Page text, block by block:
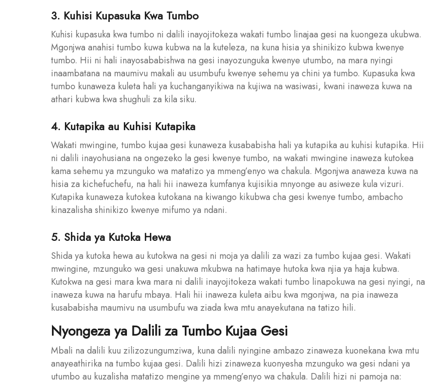
3. Kuhisi Kupasuka Kwa Tumbo
Kuhisi kupasuka kwa tumbo ni dalili inayojitokeza wakati tumbo linajaa gesi na kuongeza ukubwa.
Mgonjwa anahisi tumbo kuwa kubwa na la kuteleza, na kuna hisia ya shinikizo kubwa kwenye
tumbo. Hii ni hali inayosababishwa na gesi inayozunguka kwenye utumbo, na mara nyingi
inaambatana na maumivu makali au usumbufu kwenye sehemu ya chini ya tumbo. Kupasuka kwa
tumbo kunaweza kuleta hali ya kuchanganyikiwa na kujiwa na wasiwasi, kwani inaweza kuwa na
athari kubwa kwa shughuli za kila siku.
4. Kutapika au Kuhisi Kutapika
Wakati mwingine, tumbo kujaa gesi kunaweza kusababisha hali ya kutapika au kuhisi kutapika. Hii
ni dalili inayohusiana na ongezeko la gesi kwenye tumbo, na wakati mwingine inaweza kutokea
kama sehemu ya mzunguko wa matatizo ya mmeng’enyo wa chakula. Mgonjwa anaweza kuwa na
hisia za kichefuchefu, na hali hii inaweza kumfanya kujisikia mnyonge au asiweze kula vizuri.
Kutapika kunaweza kutokea kutokana na kiwango kikubwa cha gesi kwenye tumbo, ambacho
kinazalisha shinikizo kwenye mifumo ya ndani.
5. Shida ya Kutoka Hewa
Shida ya kutoka hewa au kutokwa na gesi ni moja ya dalili za wazi za tumbo kujaa gesi. Wakati
mwingine, mzunguko wa gesi unakuwa mkubwa na hatimaye hutoka kwa njia ya haja kubwa.
Kutokwa na gesi mara kwa mara ni dalili inayojitokeza wakati tumbo linapokuwa na gesi nyingi, na
inaweza kuwa na harufu mbaya. Hali hii inaweza kuleta aibu kwa mgonjwa, na pia inaweza
kusababisha maumivu na usumbufu wa ziada kwa mtu anayekutana na tatizo hili.
Nyongeza ya Dalili za Tumbo Kujaa Gesi
Mbali na dalili kuu zilizozungumziwa, kuna dalili nyingine ambazo zinaweza kuonekana kwa mtu
anayeathirika na tumbo kujaa gesi. Dalili hizi zinaweza kuonyesha mzunguko wa gesi ndani ya
utumbo au kuzalisha matatizo mengine ya mmeng’enyo wa chakula. Dalili hizi ni pamoja na: